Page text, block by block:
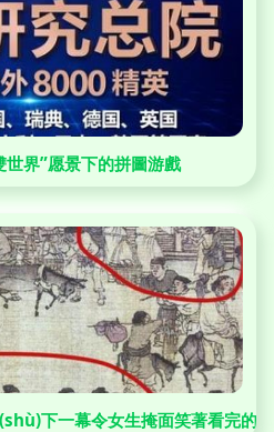
界”愿景下的拼圖游戲
(shù)下一幕令女生掩面笑著看完